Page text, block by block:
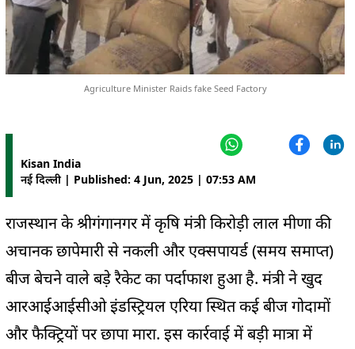
Agriculture Minister Raids fake Seed Factory
Kisan India
नई दिल्ली | Published: 4 Jun, 2025 | 07:53 AM
राजस्थान के श्रीगंगानगर में कृषि मंत्री किरोड़ी लाल मीणा की
अचानक छापेमारी से नकली और एक्सपायर्ड (समय समाप्त)
बीज बेचने वाले बड़े रैकेट का पर्दाफाश हुआ है. मंत्री ने खुद
आरआईआईसीओ इंडस्ट्रियल एरिया स्थित कई बीज गोदामों
और फैक्ट्रियों पर छापा मारा. इस कार्रवाई में बड़ी मात्रा में